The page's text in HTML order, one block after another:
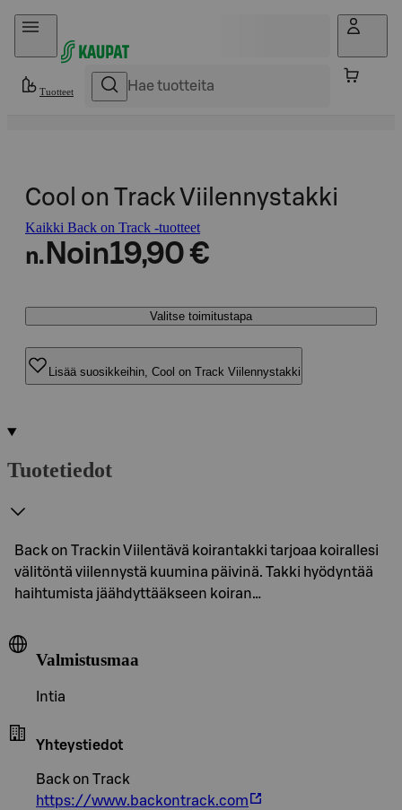
Hyppää sisältöön
Tuotteet
Cool on Track Viilennystakki
Kaikki Back on Track -tuotteet
n. Noin19,90 €
Valitse toimitustapa
Lisää suosikkeihin, Cool on Track Viilennystakki
Tuotetiedot
Back on Trackin Viilentävä koirantakki tarjoaa koirallesi
välitöntä viilennystä kuumina päivinä. Takki hyödyntää
haihtumista jäähdyttääkseen koiran…
Valmistusmaa
Intia
Yhteystiedot
Back on Track
https://www.backontrack.com